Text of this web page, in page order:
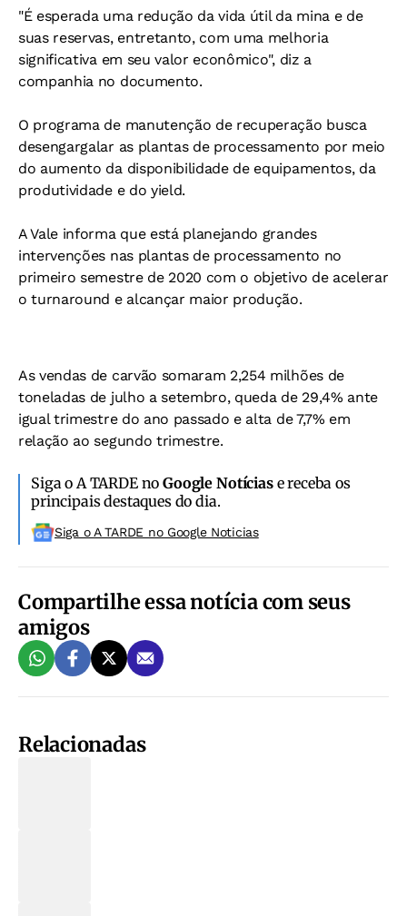
"É esperada uma redução da vida útil da mina e de
suas reservas, entretanto, com uma melhoria
significativa em seu valor econômico", diz a
companhia no documento.
O programa de manutenção de recuperação busca
desengargalar as plantas de processamento por meio
do aumento da disponibilidade de equipamentos, da
produtividade e do yield.
A Vale informa que está planejando grandes
intervenções nas plantas de processamento no
primeiro semestre de 2020 com o objetivo de acelerar
o turnaround e alcançar maior produção.
As vendas de carvão somaram 2,254 milhões de
toneladas de julho a setembro, queda de 29,4% ante
igual trimestre do ano passado e alta de 7,7% em
relação ao segundo trimestre.
Siga o A TARDE noGoogle Notíciase receba os
principais destaques do dia.
Siga o A TARDE no Google Noticias
Compartilhe essa notícia com seus
amigos
Relacionadas